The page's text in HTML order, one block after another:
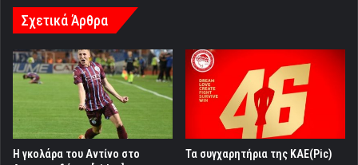
Σχετικά Άρθρα
Η γκολάρα του Αντίνο στο
Τα συγχαρητήρια της ΚΑΕ(Pic)